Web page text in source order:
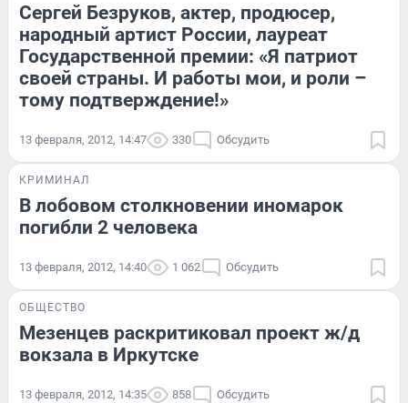
Сергей Безруков, актер, продюсер,
народный артист России, лауреат
Государственной премии: «Я патриот
своей страны. И работы мои, и роли –
тому подтверждение!»
13 февраля, 2012, 14:47 330 Обсудить
КРИМИНАЛ
В лобовом столкновении иномарок
погибли 2 человека
13 февраля, 2012, 14:40 1 062 Обсудить
ОБЩЕСТВО
Мезенцев раскритиковал проект ж/д
вокзала в Иркутске
13 февраля, 2012, 14:35 858 Обсудить